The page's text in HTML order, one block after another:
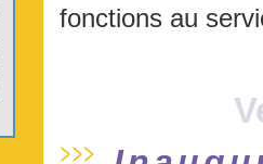
fonctions au